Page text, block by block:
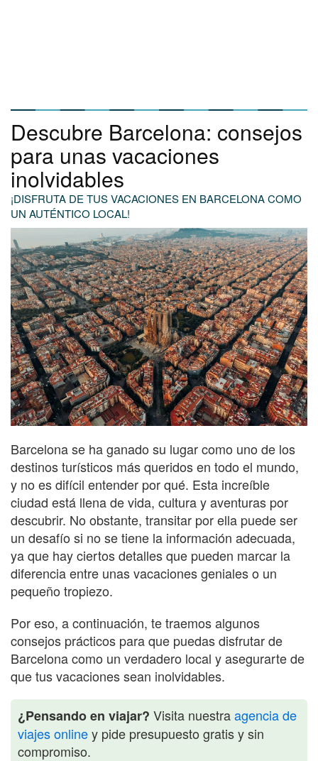
Descubre Barcelona: consejos
para unas vacaciones
inolvidables
¡DISFRUTA DE TUS VACACIONES EN BARCELONA COMO
UN AUTÉNTICO LOCAL!
Barcelona se ha ganado su lugar como uno de los
destinos turísticos más queridos en todo el mundo,
y no es difícil entender por qué. Esta increíble
ciudad está llena de vida, cultura y aventuras por
descubrir. No obstante, transitar por ella puede ser
un desafío si no se tiene la información adecuada,
ya que hay ciertos detalles que pueden marcar la
diferencia entre unas vacaciones geniales o un
pequeño tropiezo.
Por eso, a continuación, te traemos algunos
consejos prácticos para que puedas disfrutar de
Barcelona como un verdadero local y asegurarte de
que tus vacaciones sean inolvidables.
¿Pensando en viajar? Visita nuestraagencia de
viajes onliney pide presupuesto gratis y sin
compromiso.